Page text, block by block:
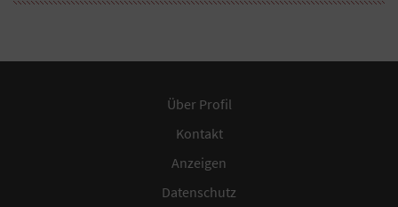
Über Profil
Kontakt
Anzeigen
Datenschutz